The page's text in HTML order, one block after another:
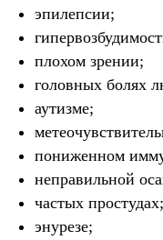
эпилепсии;
плохом зрении;
головных болях
аутизме;
пониженном
неправильной
частых простудах;
энурезе;